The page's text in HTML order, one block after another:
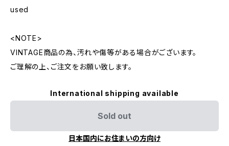
used
<NOTE>
VINTAGE商品の為、汚れや傷等がある場合がございます。
ご理解の上、ご注文をお願い致します。
International shipping available
Sold out
日本国内にお住まいの方向け